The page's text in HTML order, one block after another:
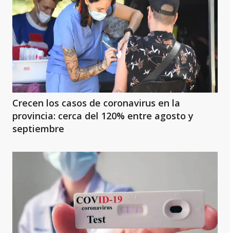
Crecen los casos de coronavirus en la
provincia: cerca del 120% entre agosto y
septiembre